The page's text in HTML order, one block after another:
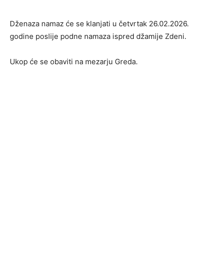
Dženaza namaz će se klanjati u četvrtak 26.02.2026.
godine poslije podne namaza ispred džamije Zdeni.
Ukop će se obaviti na mezarju Greda.